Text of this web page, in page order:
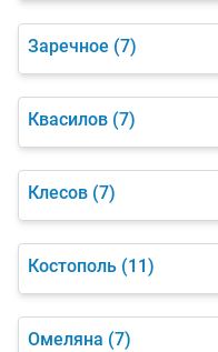
Заречное (7)
Квасилов (7)
Клесов (7)
Костополь (11)
Омеляна (7)